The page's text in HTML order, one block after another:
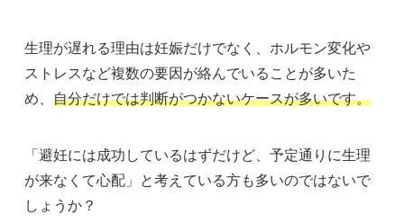
生理が遅れる理由は妊娠だけでなく、ホルモン変化や
ストレスなど複数の要因が絡んでいることが多いた
め、 自分だけでは判断がつかないケースが多いです。
「避妊には成功しているはずだけど、予定通りに生理
が来なくて心配」と考えている方も多いのではないで
しょうか？